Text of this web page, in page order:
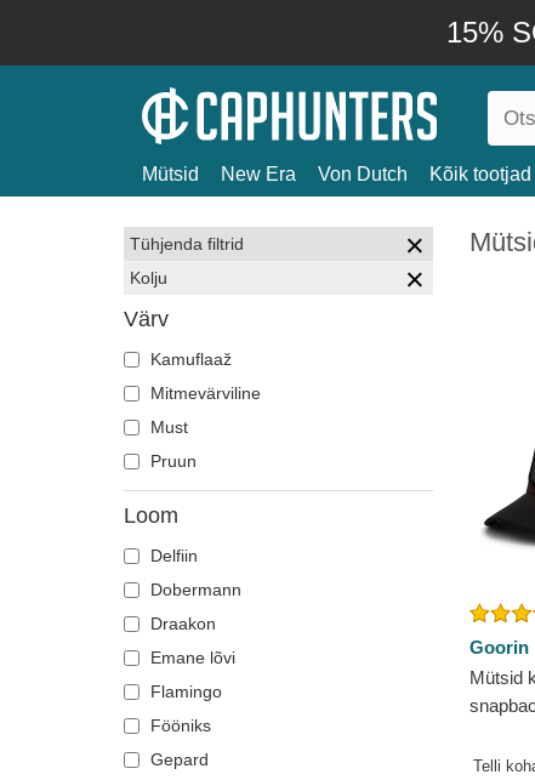
15%
Mütsid New Era Von Dutch Kõik tootjad
Tühjenda filtrid
Kolju
Värv
Kamuflaaž
Mitmevärviline
Must
Pruun
Loom
Delfiin
Dobermann
Draakon
Emane lõvi
Flamingo
Fööniks
Gepard
Goorin
Mütsid
Farm
Telli